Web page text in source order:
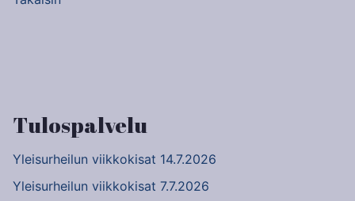
Tulospalvelu
Yleisurheilun viikkokisat 14.7.2026
Yleisurheilun viikkokisat 7.7.2026